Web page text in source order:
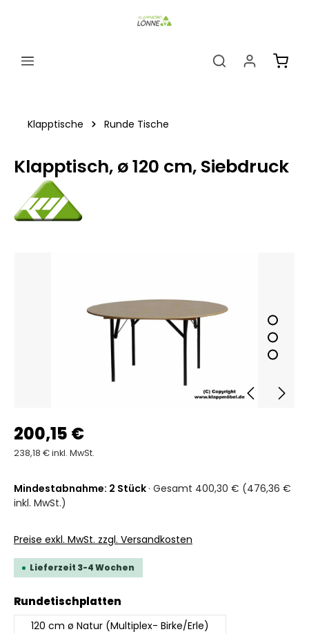
Klapptische Runde Tische
Klapptisch, ø 120 cm, Siebdruck
200,15 €
238,18 € inkl. MwSt.
Mindestabnahme: 2 Stück · Gesamt 400,30 € (476,36 €
inkl. MwSt.)
Preise exkl. MwSt. zzgl. Versandkosten
Lieferzeit 3-4 Wochen
Rundetischplatten
120 cm ø Natur (Multiplex- Birke/Erle)